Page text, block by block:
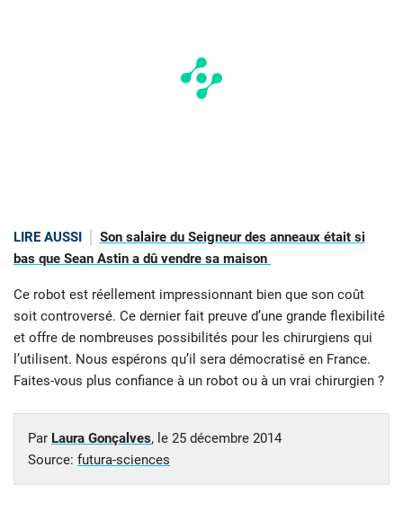
LIRE AUSSI
Son salaire du Seigneur des anneaux était si
bas que Sean Astin a dû vendre sa maison
Ce robot est réellement impressionnant bien que son coût
soit controversé. Ce dernier fait preuve d’une grande flexibilité
et offre de nombreuses possibilités pour les chirurgiens qui
l’utilisent. Nous espérons qu’il sera démocratisé en France.
Faites-vous plus confiance à un robot ou à un vrai chirurgien ?
Par Laura Gonçalves, le 25 décembre 2014
Source: futura-sciences